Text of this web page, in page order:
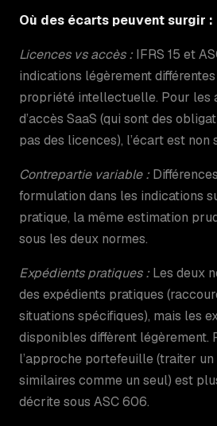
Où des écarts peuvent surgir :
Licences vs accès : IFRS 15 et
indications légèrement
propriété intellectuelle. Pour les
d’accès SaaS (qui sont des
pas des licences), l’écart est non
Contrepartie variable :
formulation dans les indications
pratique, la même estimation
sous les deux normes.
Expédients pratiques : Les deux
des expédients pratiques
situations spécifiques), mais les
disponibles diffèrent légèrement.
l’approche portefeuille (traiter
similaires comme un seul) est
décrite sous ASC 606.